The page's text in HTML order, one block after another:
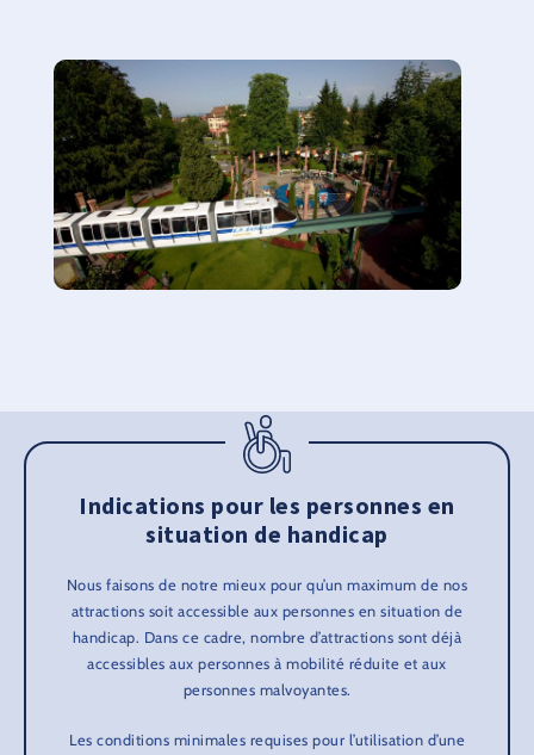
Indications pour les personnes en
situation de handicap
Nous faisons de notre mieux pour qu’un maximum de nos
attractions soit accessible aux personnes en situation de
handicap. Dans ce cadre, nombre d’attractions sont déjà
accessibles aux personnes à mobilité réduite et aux
personnes malvoyantes.
Les conditions minimales requises pour l’utilisation d’une